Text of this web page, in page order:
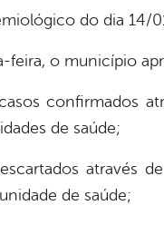
do dia 14/
feira, o município
confirmados
de saúde;
através
de saúde;